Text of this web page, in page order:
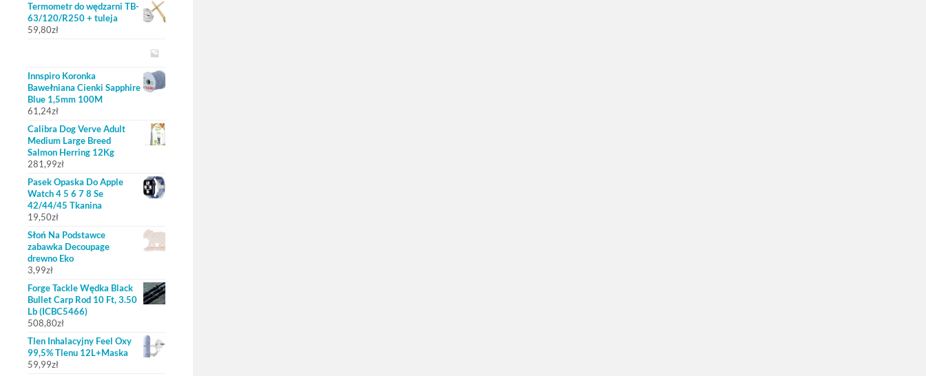
Termometr do wędzarni TB-
63/120/R250 + tuleja
59,80zł
Innspiro Koronka
Bawełniana Cienki Sapphire
Blue 1,5mm 100M
61,24zł
Calibra Dog Verve Adult
Medium Large Breed
Salmon Herring 12Kg
281,99zł
Pasek Opaska Do Apple
Watch 4 5 6 7 8 Se
42/44/45 Tkanina
19,50zł
Słoń Na Podstawce
zabawka Decoupage
drewno Eko
3,99zł
Forge Tackle Wędka Black
Bullet Carp Rod 10 Ft, 3.50
Lb (ICBC5466)
508,80zł
Tlen Inhalacyjny Feel Oxy
99,5% Tlenu 12L+Maska
59,99zł